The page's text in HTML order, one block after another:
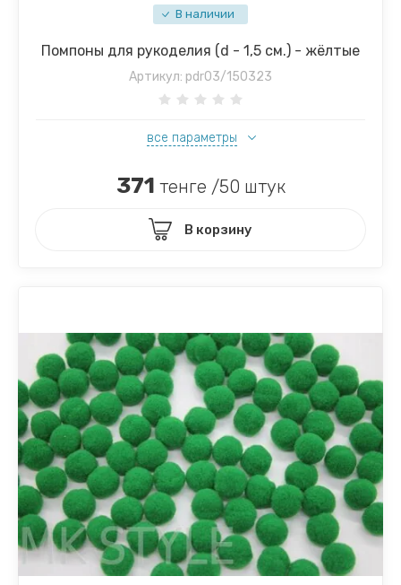
В наличии
Помпоны для рукоделия (d - 1,5 см.) - жёлтые
Артикул: pdr03/150323
все параметры
371 тенге /50 штук
В корзину